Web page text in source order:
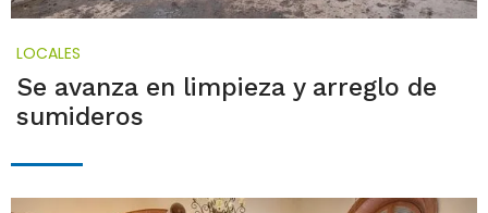
LOCALES
Se avanza en limpieza y arreglo de
sumideros